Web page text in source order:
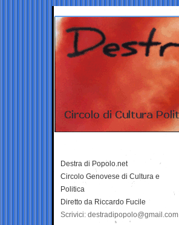
Destra di Popolo.net
Circolo Genovese di Cultura e
Politica
Diretto da Riccardo Fucile
Scrivici: destradipopolo@gmail.com